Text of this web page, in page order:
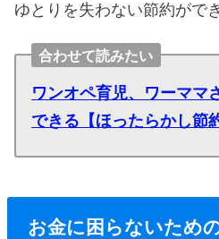
ゆとりを失わない節約がで
合わせて読みたい
ワンオペ育児、ワーママ
できる【ほったらかし節
お金に困らないため